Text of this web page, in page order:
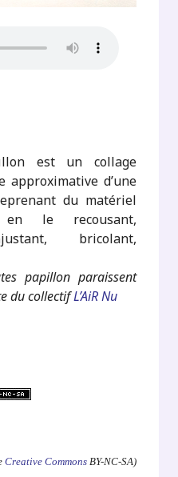
est un collage
approximative d’une
du matériel
le recousant,
bricolant,
papillon paraissent
du collectifL’AiR Nu
Creative CommonsBY-NC-SA)